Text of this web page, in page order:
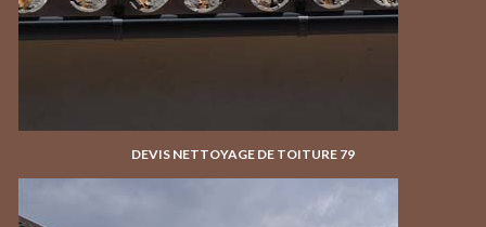
DEVIS NETTOYAGE DE TOITURE 79